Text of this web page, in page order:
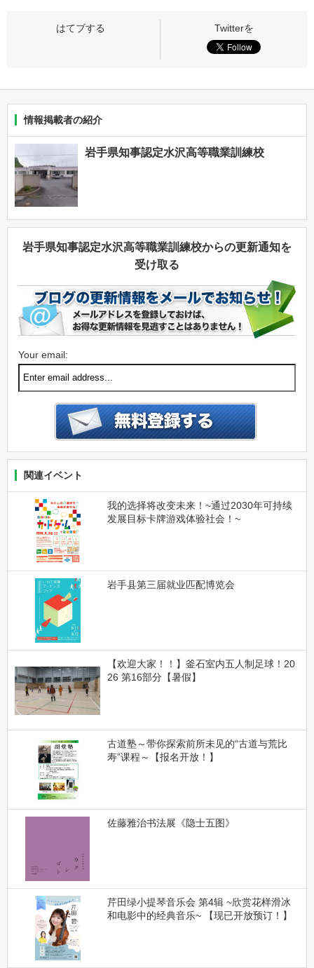
情報掲載者の紹介
岩手県知事認定水沢高等職業訓練校
岩手県知事認定水沢高等職業訓練校からの更新通知を
受け取る
Your email:
関連イベント
我的选择将改变未来！~通过2030年可持续
发展目标卡牌游戏体验社会！~
岩手县第三届就业匹配博览会
【欢迎大家！！】釜石室内五人制足球！20
26 第16部分【暑假】
古道塾～带你探索前所未见的“古道与荒比
寿”课程～【报名开放！】
佐藤雅治书法展《隐士五图》
芹田绿小提琴音乐会 第4辑 ~欣赏花样滑冰
和电影中的经典音乐~ 【现已开放预订！】